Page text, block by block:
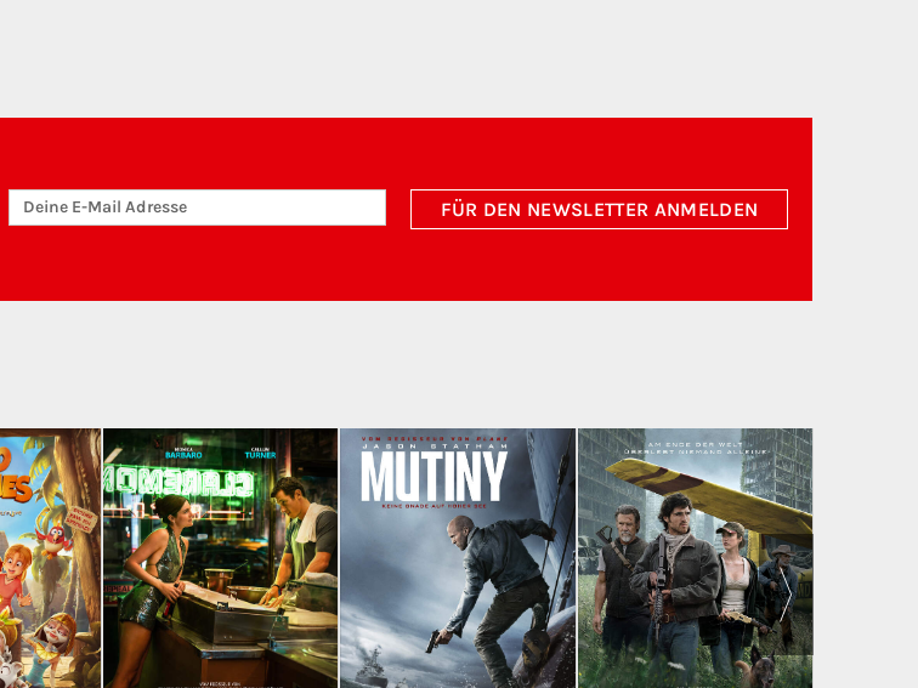
FÜR DEN NEWSLETTER ANMELDEN